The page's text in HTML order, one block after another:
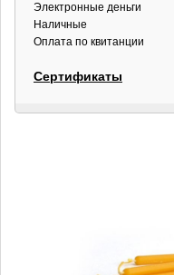
Электронные деньги
Наличные
Оплата по квитанции
Сертификаты